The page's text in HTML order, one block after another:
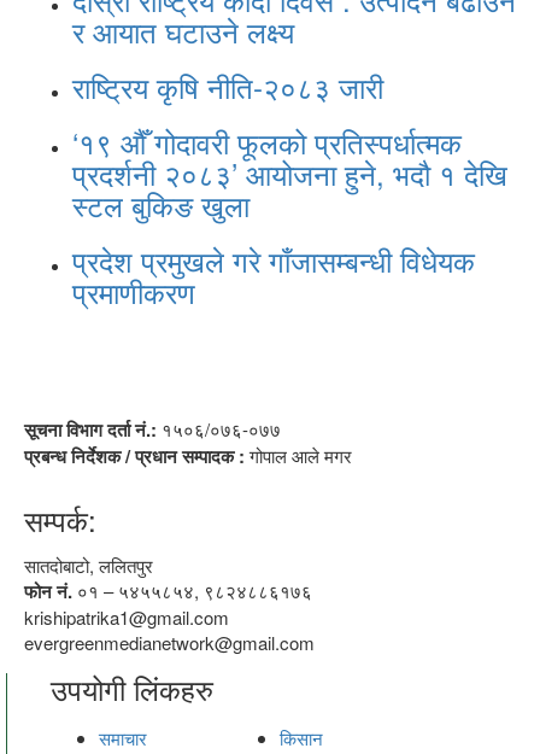
र आयात घटाउने लक्ष्य
राष्ट्रिय कृषि नीति-२०८३ जारी
‘१९ औँ गोदावरी फूलको प्रतिस्पर्धात्मक
प्रदर्शनी २०८३’ आयोजना हुने, भदौ १ देखि
स्टल बुकिङ खुला
प्रदेश प्रमुखले गरे गाँजासम्बन्धी विधेयक
प्रमाणीकरण
सूचना विभाग दर्ता नं.: १५०६/०७६-०७७
प्रबन्ध निर्देशक / प्रधान सम्पादक :गोपाल आले मगर
सम्पर्क:
सातदोबाटो, ललितपुर
फोन नं. ०१ – ५४५५८५४, ९८२४८८६१७६
krishipatrika1@gmail.com
evergreenmedianetwork@gmail.com
उपयोगी लिंकहरु
समाचार
किसान